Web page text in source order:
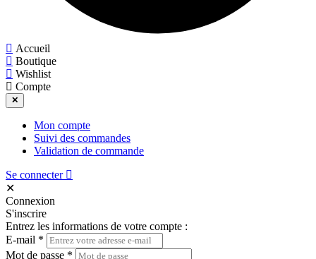
Accueil
Boutique
Wishlist
Compte
✕
Mon compte
Suivi des commandes
Validation de commande
Se connecter
✕
Connexion
S'inscrire
Entrez les informations de votre compte :
E-mail *
Mot de passe *